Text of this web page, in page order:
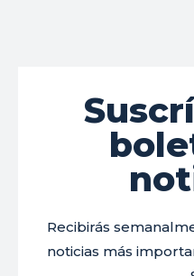
Recibirás
noticias más